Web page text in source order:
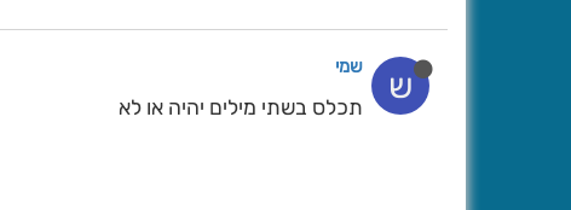
ש שמי
תכלס בשתי מילים יהיה או לא